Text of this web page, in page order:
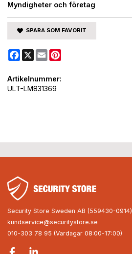
Myndigheter och företag
SPARA SOM FAVORIT
Facebook
X Email
Artikelnummer:
ULT-LM831369
Security Store Sweden AB (559430-0914)
kundservice@securitystore.se
010-303 78 95 (Vardagar 08:00-17:00)